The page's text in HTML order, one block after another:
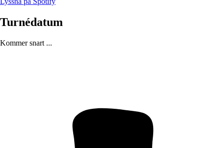
Turnédatum
Kommer snart ...